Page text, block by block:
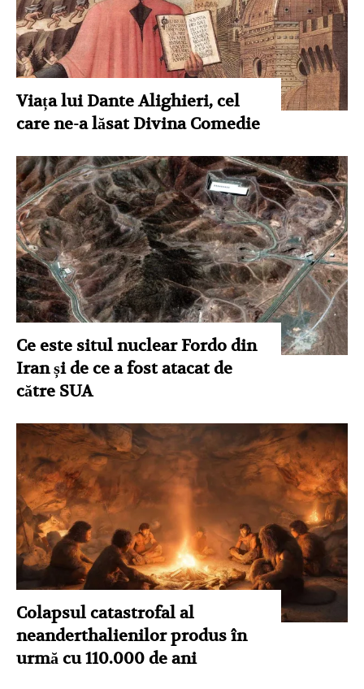
Viața lui Dante Alighieri, cel
care ne-a lăsat Divina Comedie
Ce este situl nuclear Fordo din
Iran și de ce a fost atacat de
către SUA
Colapsul catastrofal al
neanderthalienilor produs în
urmă cu 110.000 de ani